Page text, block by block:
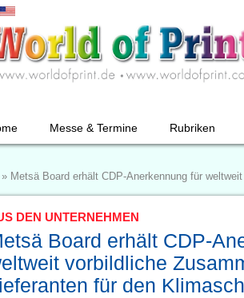
Messe & Termine Rubriken
» Metsä Board erhält CDP-Anerkennung für
DEN UNTERNEHMEN
Board erhält CDP-
vorbildliche
für den